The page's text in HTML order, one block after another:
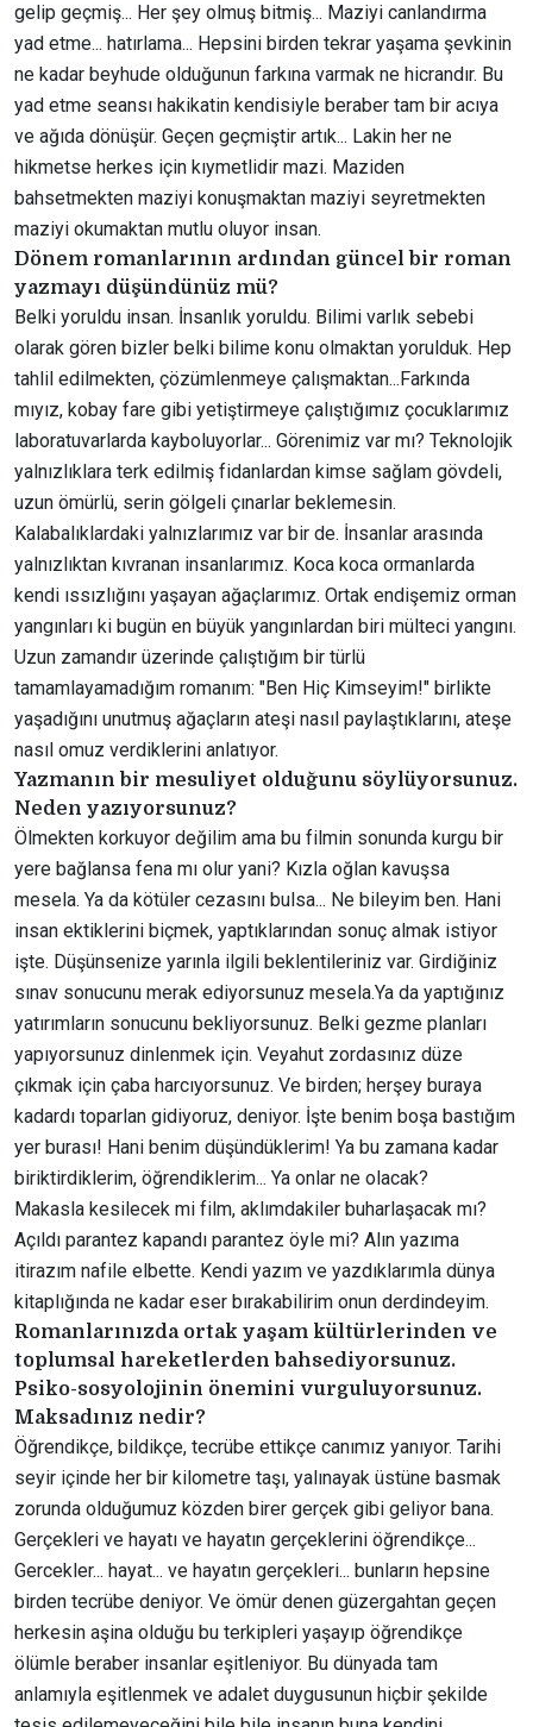
gelip geçmiş... Her şey olmuş bitmiş... Maziyi canlandırma
yad etme... hatırlama... Hepsini birden tekrar yaşama şevkinin
ne kadar beyhude olduğunun farkına varmak ne hicrandır. Bu
yad etme seansı hakikatin kendisiyle beraber tam bir acıya
ve ağıda dönüşür. Geçen geçmiştir artık... Lakin her ne
hikmetse herkes için kıymetlidir mazi. Maziden
bahsetmekten maziyi konuşmaktan maziyi seyretmekten
maziyi okumaktan mutlu oluyor insan.
Dönem romanlarının ardından güncel bir roman
yazmayı düşündünüz mü?
Belki yoruldu insan. İnsanlık yoruldu. Bilimi varlık sebebi
olarak gören bizler belki bilime konu olmaktan yorulduk. Hep
tahlil edilmekten, çözümlenmeye çalışmaktan...Farkında
mıyız, kobay fare gibi yetiştirmeye çalıştığımız çocuklarımız
laboratuvarlarda kayboluyorlar... Görenimiz var mı? Teknolojik
yalnızlıklara terk edilmiş fidanlardan kimse sağlam gövdeli,
uzun ömürlü, serin gölgeli çınarlar beklemesin.
Kalabalıklardaki yalnızlarımız var bir de. İnsanlar arasında
yalnızlıktan kıvranan insanlarımız. Koca koca ormanlarda
kendi ıssızlığını yaşayan ağaçlarımız. Ortak endişemiz orman
yangınları ki bugün en büyük yangınlardan biri mülteci yangını.
Uzun zamandır üzerinde çalıştığım bir türlü
tamamlayamadığım romanım: "Ben Hiç Kimseyim!" birlikte
yaşadığını unutmuş ağaçların ateşi nasıl paylaştıklarını, ateşe
nasıl omuz verdiklerini anlatıyor.
Yazmanın bir mesuliyet olduğunu söylüyorsunuz.
Neden yazıyorsunuz?
Ölmekten korkuyor değilim ama bu filmin sonunda kurgu bir
yere bağlansa fena mı olur yani? Kızla oğlan kavuşsa
mesela. Ya da kötüler cezasını bulsa... Ne bileyim ben. Hani
insan ektiklerini biçmek, yaptıklarından sonuç almak istiyor
işte. Düşünsenize yarınla ilgili beklentileriniz var. Girdiğiniz
sınav sonucunu merak ediyorsunuz mesela.Ya da yaptığınız
yatırımların sonucunu bekliyorsunuz. Belki gezme planları
yapıyorsunuz dinlenmek için. Veyahut zordasınız düze
çıkmak için çaba harcıyorsunuz. Ve birden; herşey buraya
kadardı toparlan gidiyoruz, deniyor. İşte benim boşa bastığım
yer burası! Hani benim düşündüklerim! Ya bu zamana kadar
biriktirdiklerim, öğrendiklerim... Ya onlar ne olacak?
Makasla kesilecek mi film, aklımdakiler buharlaşacak mı?
Açıldı parantez kapandı parantez öyle mi? Alın yazıma
itirazım nafile elbette. Kendi yazım ve yazdıklarımla dünya
kitaplığında ne kadar eser bırakabilirim onun derdindeyim.
Romanlarınızda ortak yaşam kültürlerinden ve
toplumsal hareketlerden bahsediyorsunuz.
Psiko-sosyolojinin önemini vurguluyorsunuz.
Maksadınız nedir?
Öğrendikçe, bildikçe, tecrübe ettikçe canımız yanıyor. Tarihi
seyir içinde her bir kilometre taşı, yalınayak üstüne basmak
zorunda olduğumuz közden birer gerçek gibi geliyor bana.
Gerçekleri ve hayatı ve hayatın gerçeklerini öğrendikçe...
Gercekler... hayat... ve hayatın gerçekleri... bunların hepsine
birden tecrübe deniyor. Ve ömür denen güzergahtan geçen
herkesin aşina olduğu bu terkipleri yaşayıp öğrendikçe
ölümle beraber insanlar eşitleniyor. Bu dünyada tam
anlamıyla eşitlenmek ve adalet duygusunun hiçbir şekilde